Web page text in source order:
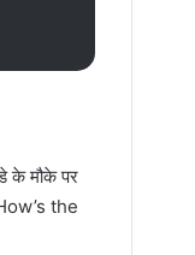
के मौके पर
the